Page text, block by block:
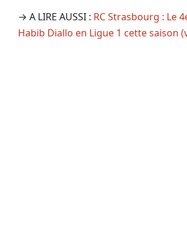
→ A LIRE AUSSI : RC Strasbourg : Le
Habib Diallo en Ligue 1 cette saison